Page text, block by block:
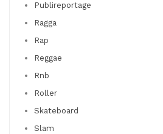
Publireportage
Ragga
Rap
Reggae
Rnb
Roller
Skateboard
Slam